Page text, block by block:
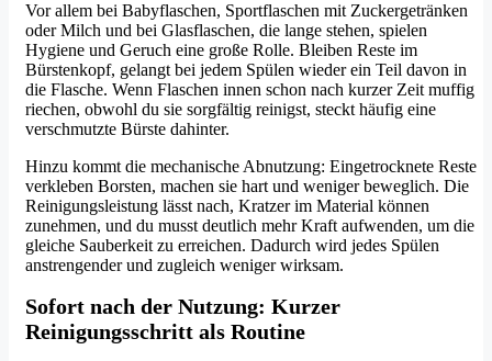
Vor allem bei Babyflaschen, Sportflaschen mit Zuckergetränken
oder Milch und bei Glasflaschen, die lange stehen, spielen
Hygiene und Geruch eine große Rolle. Bleiben Reste im
Bürstenkopf, gelangt bei jedem Spülen wieder ein Teil davon in
die Flasche. Wenn Flaschen innen schon nach kurzer Zeit muffig
riechen, obwohl du sie sorgfältig reinigst, steckt häufig eine
verschmutzte Bürste dahinter.
Hinzu kommt die mechanische Abnutzung: Eingetrocknete Reste
verkleben Borsten, machen sie hart und weniger beweglich. Die
Reinigungsleistung lässt nach, Kratzer im Material können
zunehmen, und du musst deutlich mehr Kraft aufwenden, um die
gleiche Sauberkeit zu erreichen. Dadurch wird jedes Spülen
anstrengender und zugleich weniger wirksam.
Sofort nach der Nutzung: Kurzer
Reinigungsschritt als Routine